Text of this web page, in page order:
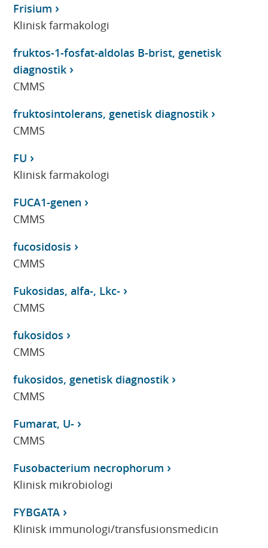
Frisium
Klinisk farmakologi
fruktos-1-fosfat-aldolas B-brist, genetisk
diagnostik
CMMS
fruktosintolerans, genetisk diagnostik
CMMS
FU
Klinisk farmakologi
FUCA1-genen
CMMS
fucosidosis
CMMS
Fukosidas, alfa-, Lkc-
CMMS
fukosidos
CMMS
fukosidos, genetisk diagnostik
CMMS
Fumarat, U-
CMMS
Fusobacterium necrophorum
Klinisk mikrobiologi
FYBGATA
Klinisk immunologi/transfusionsmedicin